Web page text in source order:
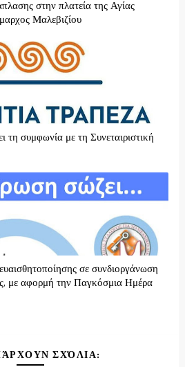
στην πλατεία της Αγίας
Μαλεβιζίου
τη συμφωνία με τη Συνεταιριστική
σε συνδιοργάνωση
με αφορμή την Παγκόσμια Ημέρα
ΣΧΌΛΙΑ: